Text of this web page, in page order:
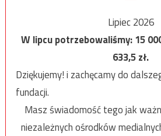
Lipiec 2026
W lipcu potrzebowaliśmy:15
633,5zł.
Dziękujemy! i zachęcamy do
fundacji.
Masz świadomość tego jak
niezależnych ośrodków